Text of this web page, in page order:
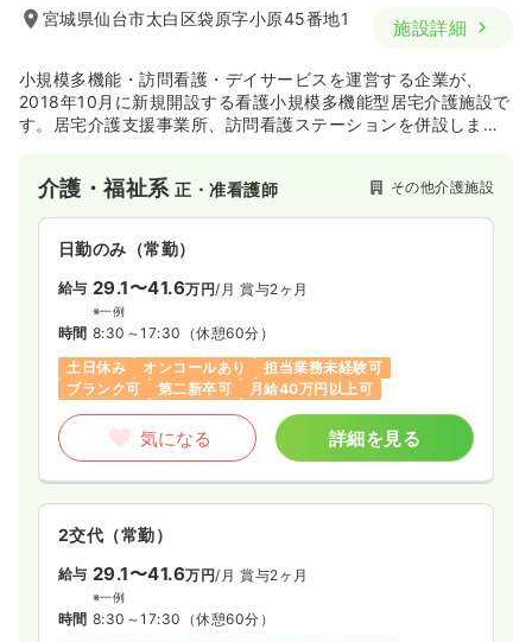
宮城県仙台市太白区袋原字小原45番地1 施設詳細
小規模多機能・訪問看護・デイサービスを運営する企業が、
2018年10月に新規開設する看護小規模多機能型居宅介護施設で
す。居宅介護支援事業所、訪問看護ステーションを併設しま
介護・福祉系正・准看護師 その他介護施設
日勤のみ（常勤）
給与 29.1〜41.6万円/月 賞与2ヶ月
※一例
時間 8:30～17:30 （休憩60分）
土日休み
オンコールあり
担当業務未経験可
ブランク可
第二新卒可 月給40万円以上可
気になる 詳細を見る
2交代（常勤）
給与 29.1〜41.6万円/月 賞与2ヶ月
※一例
時間 8:30～17:30 （休憩60分）